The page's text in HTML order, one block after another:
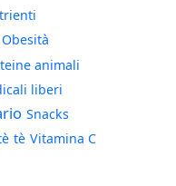
Obesità
animali
liberi
Snacks
tè Vitamina C